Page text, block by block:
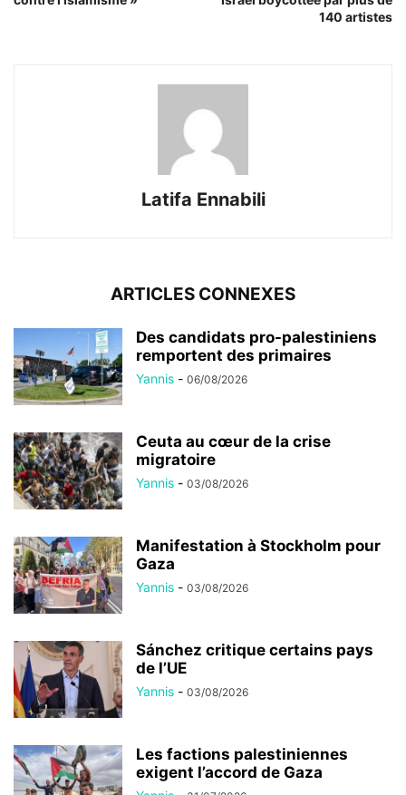
140 artistes
Latifa Ennabili
ARTICLES CONNEXES
Des candidats pro-palestiniens
remportent des primaires
Yannis - 06/08/2026
Ceuta au cœur de la crise
migratoire
Yannis - 03/08/2026
Manifestation à Stockholm pour
Gaza
Yannis - 03/08/2026
Sánchez critique certains pays
de l’UE
Yannis - 03/08/2026
Les factions palestiniennes
exigent l’accord de Gaza